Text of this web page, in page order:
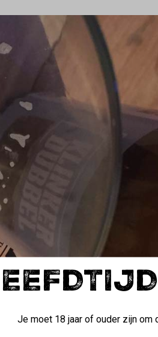
Je moet 18 jaar of ouder zijn om